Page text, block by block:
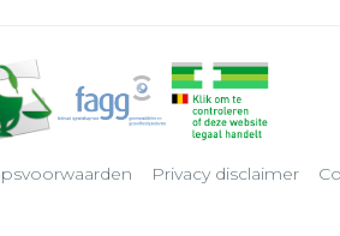
Privacy disclaimer